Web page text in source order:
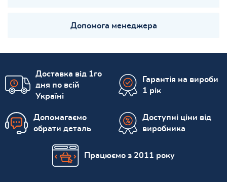
Допомога менеджера
Доставка від 1го
дня по всій
Україні
Гарантія на вироби
1 рік
Допомагаємо
обрати деталь
Доступні ціни від
виробника
Працюємо з 2011 року